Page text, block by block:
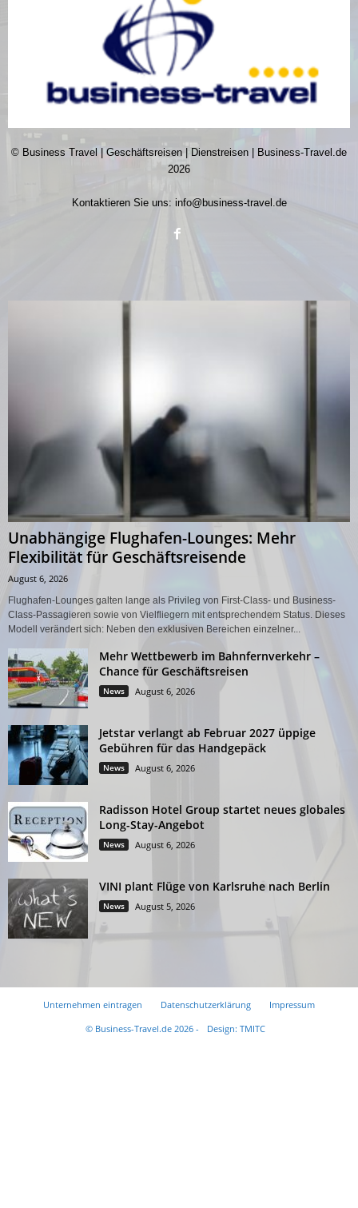
© Business Travel | Geschäftsreisen | Dienstreisen | Business-Travel.de
2026
Kontaktieren Sie uns: info@business-travel.de
Unabhängige Flughafen-Lounges: Mehr
Flexibilität für Geschäftsreisende
August 6, 2026
Flughafen-Lounges galten lange als Privileg von First-Class- und Business-
Class-Passagieren sowie von Vielfliegern mit entsprechendem Status. Dieses
Modell verändert sich: Neben den exklusiven Bereichen einzelner...
Mehr Wettbewerb im Bahnfernverkehr –
Chance für Geschäftsreisen
News August 6, 2026
Jetstar verlangt ab Februar 2027 üppige
Gebühren für das Handgepäck
News August 6, 2026
Radisson Hotel Group startet neues globales
Long-Stay-Angebot
News August 6, 2026
VINI plant Flüge von Karlsruhe nach Berlin
News August 5, 2026
Unternehmen eintragen Datenschutzerklärung
Impressum
© Business-Travel.de 2026 -
Design: TMITC